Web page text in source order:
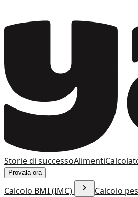
Storie di successoAlimenti
Provala ora
Calcolo BMI (IMC) Calcolo